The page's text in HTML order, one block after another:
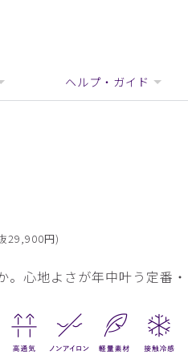
ヘルプ・ガイド
29,900円)
。心地よさが年中叶う定番・